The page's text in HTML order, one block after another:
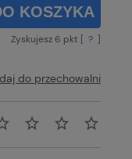
KOSZYKA
Zyskujesz6 pkt [ ? ]
do przechowalni